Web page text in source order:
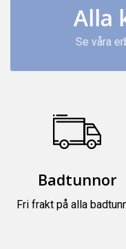
Alla
Se våra
Badtunnor
Fri frakt på alla